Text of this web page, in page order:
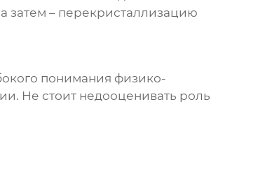
затем – перекристаллизацию
понимания физико-
Не стоит недооценивать роль